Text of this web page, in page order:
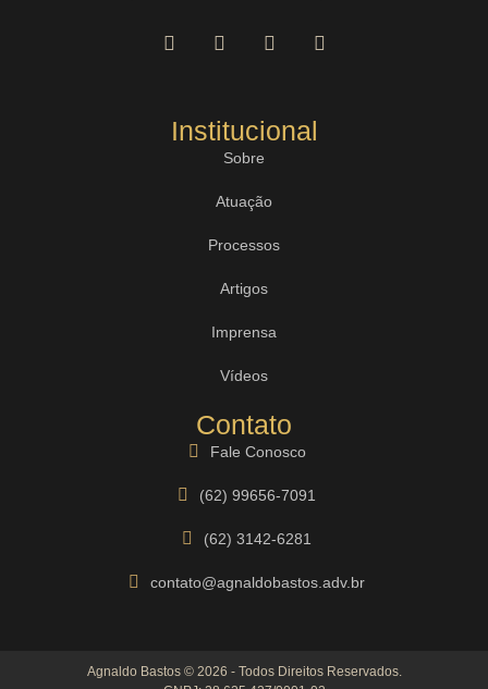
Institucional
Sobre
Atuação
Processos
Artigos
Imprensa
Vídeos
Contato
Fale Conosco
(62) 99656-7091
(62) 3142-6281
contato@agnaldobastos.adv.br
Agnaldo Bastos © 2026 - Todos Direitos Reservados.